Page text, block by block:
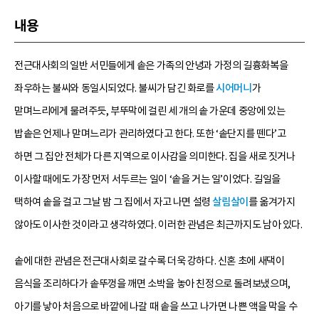
내용
전근대사회의 일반 서민들에게 솥은 가족의 안녕과 가정의 길흉화복을
좌우하는 불씨와 동일시되었다. 불씨가 담긴 화로를시어머니 가
맏며느리에게 물려주듯, 부뚜막에 걸린 세 개의 솥 가운데 중앙에 있는
밥솥은 언제나 맏며느리가 관리하였다고 한다. 또한 ‘솥단지를 뗀다’고
하면 그 집안 전체가 다른 지역으로 이사감을 의미한다. 집을 새로 짓거나
이사할 때에도 가장 먼저 서두르는 일이 ‘솥을 거는 일’이었다. 길일을
택하여 솥을 걸고 그날 밤 그 집에서 자고 나면 설령살림살이 를 옮겨가지
않아도 이사한 것이라고 생각하였다. 이러한 관념은 최근까지도 남아 있다.
솥에 대한 관념은 전근대사회로 갈수록 더욱 강하다. 신혼 초에 새댁이
음식을 조리하다가 솥뚜껑을 깨면 소박을 놓아 친정으로 돌려보냈으며,
아기를 낳아 처음으로 바깥에 나갈 때 솥을 쓰고 나가면 나쁜 액을 막을 수